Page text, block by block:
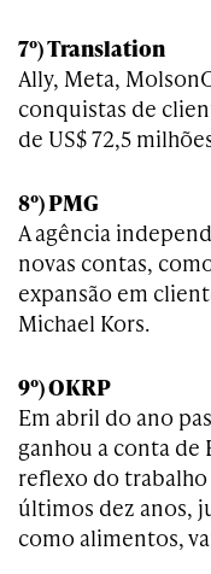
7º) Translation
Ally, Meta,
conquistas de
de US$ 72,5
8º) PMG
A agência
novas contas,
expansão em
Michael Kors.
9º) OKRP
Em abril do ano
ganhou a conta de
reflexo do
últimos dez anos,
como alimentos,